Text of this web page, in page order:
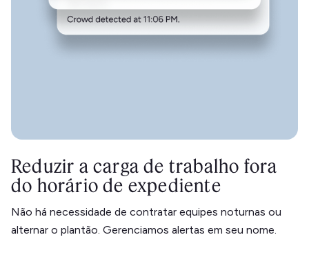
Reduzir a carga de trabalho fora
do horário de expediente
Não há necessidade de contratar equipes noturnas ou
alternar o plantão. Gerenciamos alertas em seu nome.